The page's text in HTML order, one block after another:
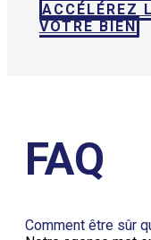
ACCÉLÉREZ
VOTRE BIEN
FAQ
Comment être sûr